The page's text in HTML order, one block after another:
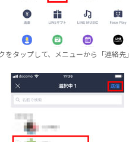
タップして、メニューから「連絡先」